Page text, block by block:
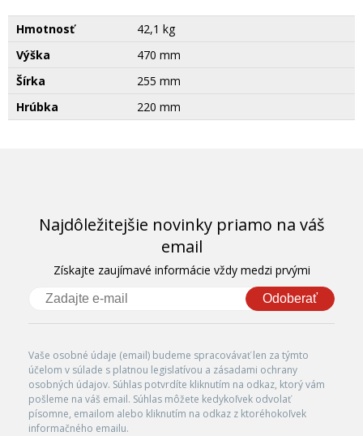
Hmotnosť
42,1 kg
Výška
470 mm
Šírka
255 mm
Hrúbka
220 mm
Najdôležitejšie novinky priamo na váš
email
Získajte zaujímavé informácie vždy medzi prvými
Odoberať
Vaše osobné údaje (email) budeme spracovávať len za týmto
účelom v súlade s platnou legislatívou a zásadami ochrany
osobných údajov. Súhlas potvrdíte kliknutím na odkaz, ktorý vám
pošleme na váš email. Súhlas môžete kedykoľvek odvolať
písomne, emailom alebo kliknutím na odkaz z ktoréhokoľvek
informačného emailu.